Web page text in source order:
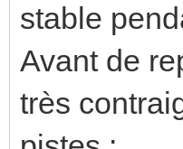
stable
Avant de
très